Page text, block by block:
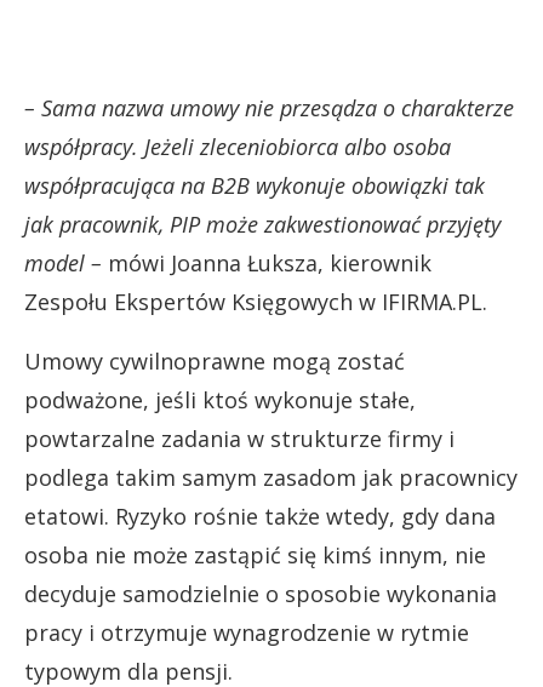
– Sama nazwa umowy nie przesądza o charakterze
współpracy. Jeżeli zleceniobiorca albo osoba
współpracująca na B2B wykonuje obowiązki tak
jak pracownik, PIP może zakwestionować przyjęty
model – mówi Joanna Łuksza, kierownik
Zespołu Ekspertów Księgowych w IFIRMA.PL.
Umowy cywilnoprawne mogą zostać
podważone, jeśli ktoś wykonuje stałe,
powtarzalne zadania w strukturze firmy i
podlega takim samym zasadom jak pracownicy
etatowi. Ryzyko rośnie także wtedy, gdy dana
osoba nie może zastąpić się kimś innym, nie
decyduje samodzielnie o sposobie wykonania
pracy i otrzymuje wynagrodzenie w rytmie
typowym dla pensji.